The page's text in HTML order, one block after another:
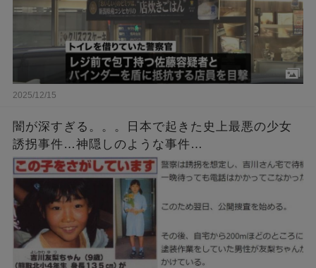
2025/12/15
闇が深すぎる。。。日本で起きた史上最悪の少女
誘拐事件…神隠しのような事件…